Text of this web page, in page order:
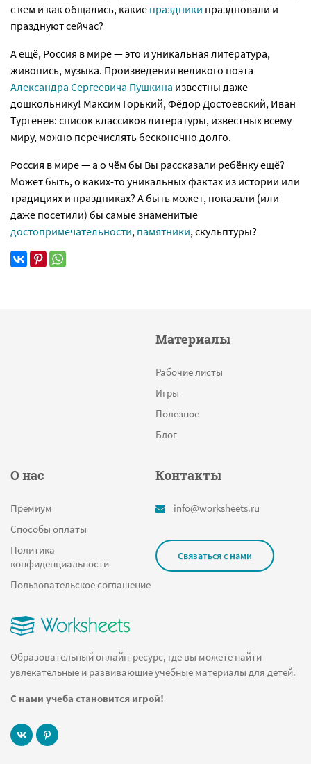
с кем и как общались, какие праздники праздновали и
празднуют сейчас?
А ещё, Россия в мире — это и уникальная литература,
живопись, музыка. Произведения великого поэта
Александра Сергеевича Пушкина известны даже
дошкольнику! Максим Горький, Фёдор Достоевский, Иван
Тургенев: список классиков литературы, известных всему
миру, можно перечислять бесконечно долго.
Россия в мире — а о чём бы Вы рассказали ребёнку ещё?
Может быть, о каких-то уникальных фактах из истории или
традициях и праздниках? А быть может, показали (или
даже посетили) бы самые знаменитые
достопримечательности, памятники, скульптуры?
Образовательный онлайн-ресурс, где вы можете найти
увлекательные и развивающие учебные материалы для детей.
С нами учеба становится игрой!
Материалы
Рабочие листы
Игры
Полезное
Блог
О нас
Премиум
Способы оплаты
Политика
конфиденциальности
Пользовательское соглашение
Контакты
info@worksheets.ru
Связаться с нами